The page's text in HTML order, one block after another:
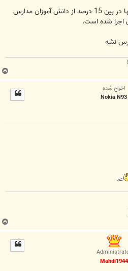
طی سال گذشته طرح آهن یاری تنها در بین 15 درصد از دانش آموزان مدارس
اجرا شده است.
نشه
اخراج شده
Nokia N93
Mahdi1944